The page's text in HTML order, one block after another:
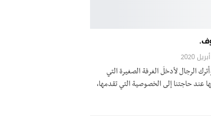
الرجال لأدخلَ الغرفة الصغيرة التي
عند حاجتنا إلى الخصوصية التي تقدمها،